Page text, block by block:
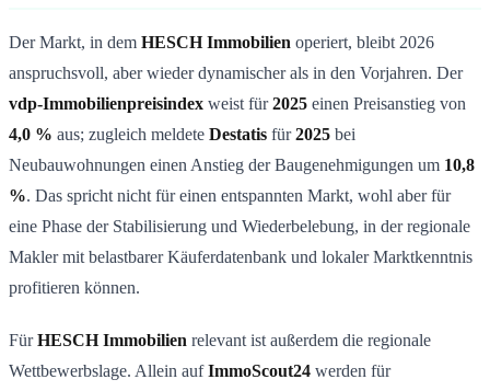
Der Markt, in dem HESCH Immobilien operiert, bleibt 2026
anspruchsvoll, aber wieder dynamischer als in den Vorjahren. Der
vdp-Immobilienpreisindex weist für2025 einen Preisanstieg von
4,0 % aus; zugleich meldete Destatis für2025 bei
Neubauwohnungen einen Anstieg der Baugenehmigungen um 10,8
%. Das spricht nicht für einen entspannten Markt, wohl aber für
eine Phase der Stabilisierung und Wiederbelebung, in der regionale
Makler mit belastbarer Käuferdatenbank und lokaler Marktkenntnis
profitieren können.
FürHESCH Immobilien relevant ist außerdem die regionale
Wettbewerbslage. Allein aufImmoScout24 werden für